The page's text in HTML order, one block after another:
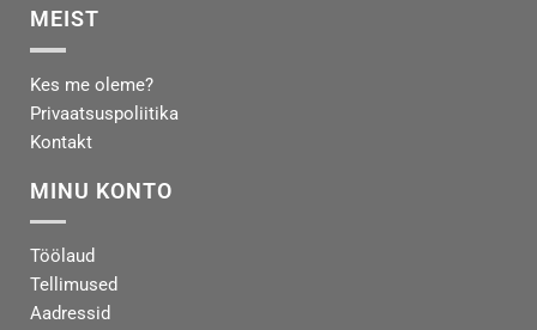
MEIST
Kes me oleme?
Privaatsuspoliitika
Kontakt
MINU KONTO
Töölaud
Tellimused
Aadressid